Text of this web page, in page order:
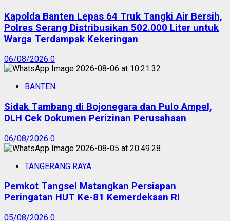
Kapolda Banten Lepas 64 Truk Tangki Air Bersih,
Polres Serang Distribusikan 502.000 Liter untuk
Warga Terdampak Kekeringan
06/08/2026 0
BANTEN
Sidak Tambang di Bojonegara dan Pulo Ampel,
DLH Cek Dokumen Perizinan Perusahaan
06/08/2026 0
TANGERANG RAYA
Pemkot Tangsel Matangkan Persiapan
Peringatan HUT Ke-81 Kemerdekaan RI
05/08/2026 0